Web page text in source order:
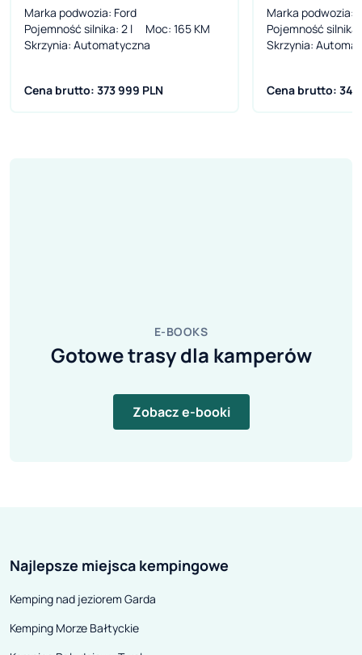
Marka podwozia: Ford
Pojemność silnika: 2 l Moc: 165 KM
Skrzynia: Automatyczna
Cena brutto: 373 999 PLN
Marka podwozia:
Pojemność silnika
Skrzynia:
Cena brutto: 345
E-BOOKS
Gotowe trasy dla kamperów
Zobacz e-booki
Najlepsze miejsca kempingowe
Kemping nad jeziorem Garda
Kemping Morze Bałtyckie